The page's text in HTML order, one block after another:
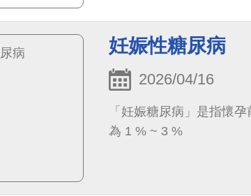
妊娠性糖尿病
2026/04/16
「妊娠糖尿病」是指懷
為 1 % ~ 3 %